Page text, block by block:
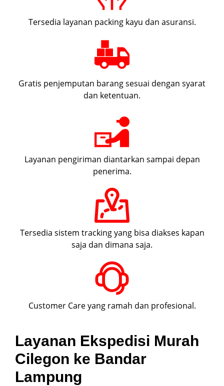
Tersedia layanan packing kayu dan asuransi.
Gratis penjemputan barang sesuai dengan syarat
dan ketentuan.
Layanan pengiriman diantarkan sampai depan
penerima.
Tersedia sistem tracking yang bisa diakses kapan
saja dan dimana saja.
Customer Care yang ramah dan profesional.
Layanan Ekspedisi Murah
Cilegon ke Bandar
Lampung